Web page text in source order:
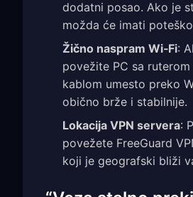
dodatni posao. Ako je
možda će imati
Žično naspram Wi‑Fi:
povežite PC sa ruterom
kablom umesto preko
obično brže i stabilnije.
Lokacija VPN servera:
povežete FreeGuard
koji je geografski bliži